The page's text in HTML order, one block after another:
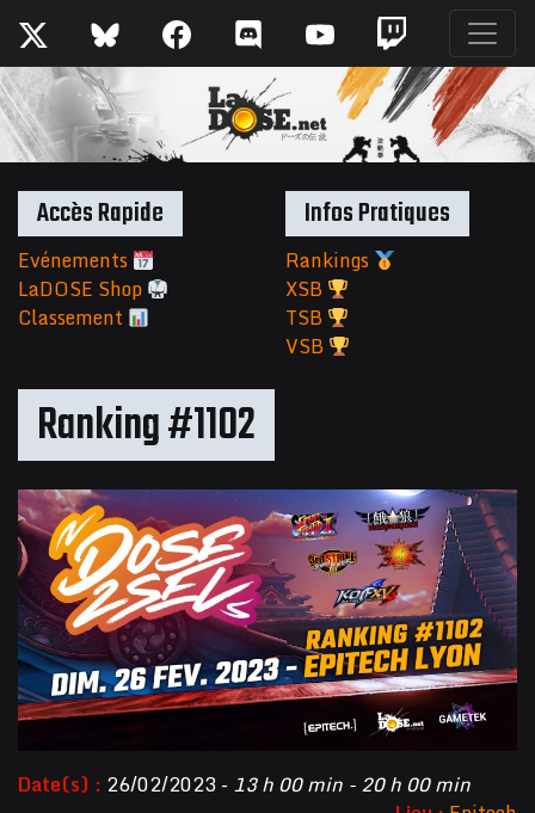
Ranking #1102
Date(s) : 26/02/2023 - 13 h 00 min - 20 h 00 min
Accès Rapide
Evénements
LaDOSE Shop
Classement
Infos Pratiques
Rankings
XSB
TSB
VSB